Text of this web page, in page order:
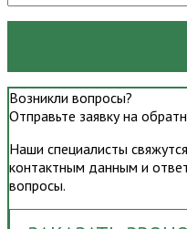
Возникли вопросы?
Отправьте заявку на
Наши специалисты
контактным данным и
вопросы.